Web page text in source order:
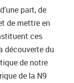
part, de
de mettre en
ces
découverte du
de notre
de la N9